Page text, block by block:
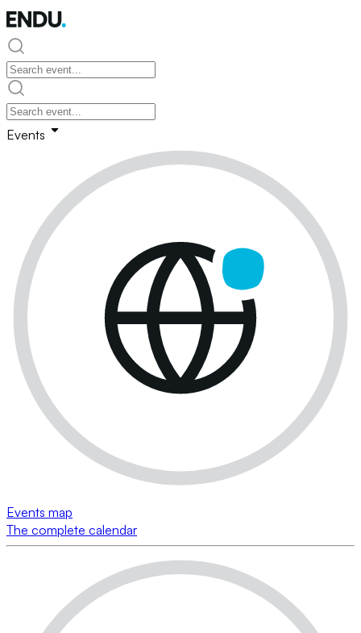
Events
Events map
The complete calendar